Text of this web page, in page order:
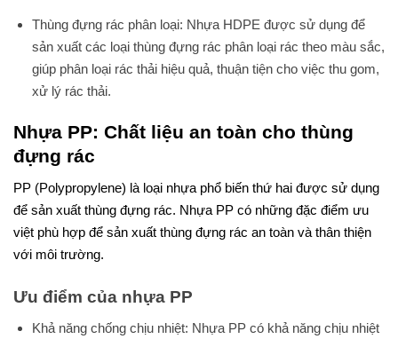
Thùng đựng rác phân loại: Nhựa HDPE được sử dụng để
sản xuất các loại thùng đựng rác phân loại rác theo màu sắc,
giúp phân loại rác thải hiệu quả, thuận tiện cho việc thu gom,
xử lý rác thải.
Nhựa PP: Chất liệu an toàn cho thùng
đựng rác
PP (Polypropylene) là loại nhựa phổ biến thứ hai được sử dụng
để sản xuất thùng đựng rác. Nhựa PP có những đặc điểm ưu
việt phù hợp để sản xuất thùng đựng rác an toàn và thân thiện
với môi trường.
Ưu điểm của nhựa PP
Khả năng chống chịu nhiệt: Nhựa PP có khả năng chịu nhiệt